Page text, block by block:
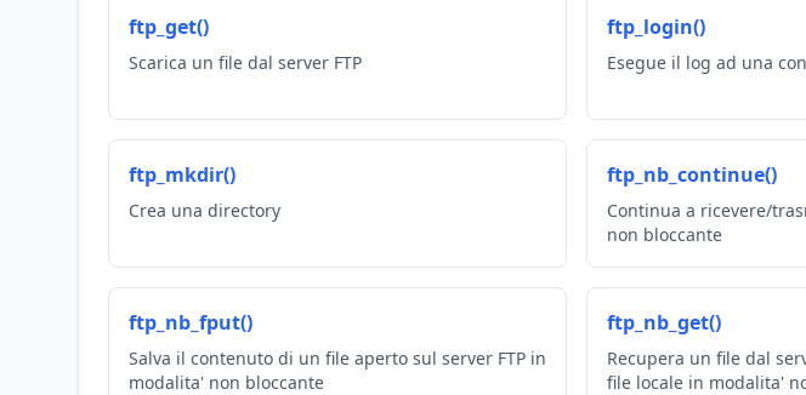
ftp_get()
Scarica un file dal server FTP
ftp_login()
Esegue il log ad una
ftp_mkdir()
Crea una directory
ftp_nb_continue()
Continua a ricevere/
non bloccante
ftp_nb_fput()
Salva il contenuto di un file aperto sul server FTP in
modalita' non bloccante
ftp_nb_get()
Recupera un file dal
file locale in modalita'